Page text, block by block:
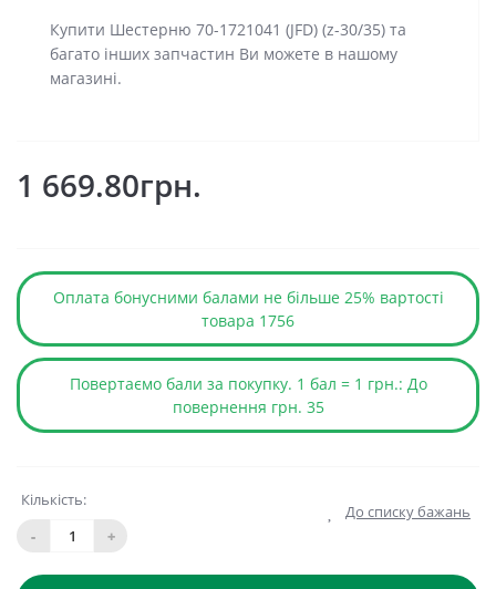
Купити Шестерню 70-1721041 (JFD) (z-30/35) та
багато інших запчастин Ви можете в нашому
магазині.
1 669.80грн.
Оплата бонусними балами не більше 25% вартості
товара 1756
Повертаємо бали за покупку. 1 бал = 1 грн.: До
повернення грн. 35
Кількість:
-
+
До списку бажань